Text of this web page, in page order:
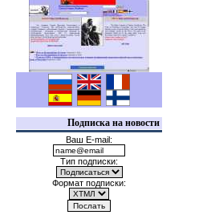
Подписка на новости
Ваш E-mail:
Тип подписки:
Формат подписки: